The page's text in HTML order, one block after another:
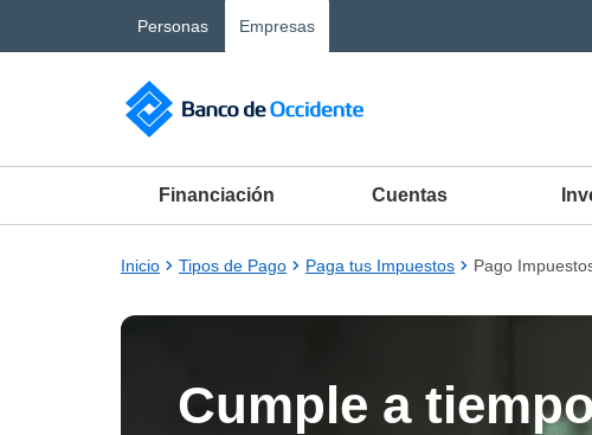
Saltar al contenido principal
Personas Empresas
Financiación Cuentas
Inicio Tipos de Pago Paga tus Impuestos Pago
Cumple a